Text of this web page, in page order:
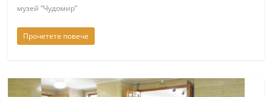
b
i
музей “Чудомир”
Прочетете повече